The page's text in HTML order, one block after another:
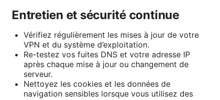
Entretien et sécurité continue
Vérifiez régulièrement les mises à jour de votre
VPN et du système d’exploitation.
Re-testez vos fuites DNS et votre adresse IP
après chaque mise à jour ou changement de
serveur.
Nettoyez les cookies et les données de
navigation sensibles lorsque vous utilisez des